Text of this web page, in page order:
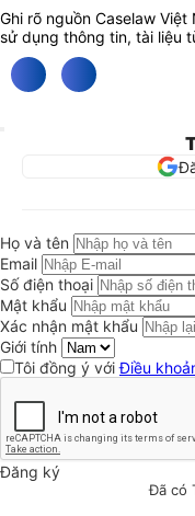
Ghi rõ nguồn Caselaw Việt
sử dụng thông tin, tài liệu
Họ và tên
Email
Số điện thoại
Mật khẩu
Xác nhận mật khẩu
Giới tính
Tôi đồng ý vớiĐiều
Đăng ký
Đã có